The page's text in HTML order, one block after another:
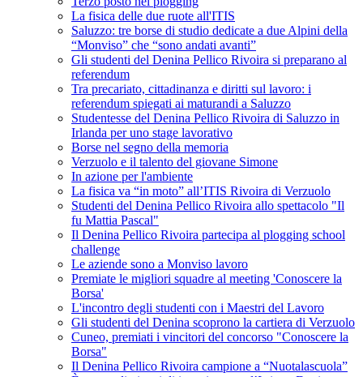
La fisica delle due ruote all'ITIS
Saluzzo: tre borse di studio dedicate a due Alpini della
“Monviso” che “sono andati avanti”
Gli studenti del Denina Pellico Rivoira si preparano al
referendum
Tra precariato, cittadinanza e diritti sul lavoro: i
referendum spiegati ai maturandi a Saluzzo
Studentesse del Denina Pellico Rivoira di Saluzzo in
Irlanda per uno stage lavorativo
Borse nel segno della memoria
Verzuolo e il talento del giovane Simone
In azione per l'ambiente
La fisica va “in moto” all’ITIS Rivoira di Verzuolo
Studenti del Denina Pellico Rivoira allo spettacolo "Il
fu Mattia Pascal"
Il Denina Pellico Rivoira partecipa al plogging school
challenge
Le aziende sono a Monviso lavoro
Premiate le migliori squadre al meeting 'Conoscere la
Borsa'
L'incontro degli studenti con i Maestri del Lavoro
Gli studenti del Denina scoprono la cartiera di Verzuolo
Cuneo, premiati i vincitori del concorso "Conoscere la
Borsa"
Il Denina Pellico Rivoira campione a “Nuotalascuola”